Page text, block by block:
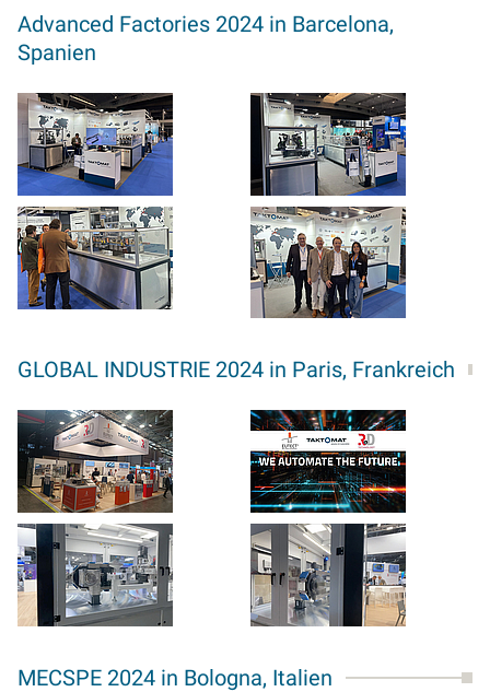
Advanced Factories 2024 in Barcelona,
Spanien
GLOBAL INDUSTRIE 2024 in Paris, Frankreich
MECSPE 2024 in Bologna, Italien